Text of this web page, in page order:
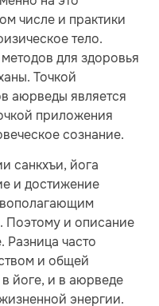
числе и практики
тело.
для здоровья
Точкой
аюрведы является
приложения
сознание.
санкхъи, йога
и достижение
Поэтому и описание
Разница часто
и общей
йоге, и в аюрведе
энергии.